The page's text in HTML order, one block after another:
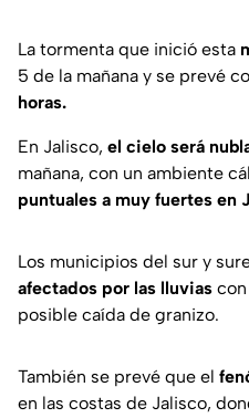
La tormenta que inició esta
5 de la mañana y se prevé
horas.
En Jalisco, el cielo será
mañana, con un ambiente
puntuales a muy fuertes en
Los municipios del sur y
afectados por las lluvias
posible caída de granizo.
También se prevé que el
en las costas de Jalisco,